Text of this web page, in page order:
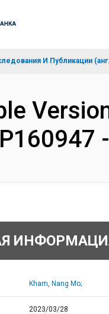
И Публикации
Kham, Nang Mo;
2023/03/28